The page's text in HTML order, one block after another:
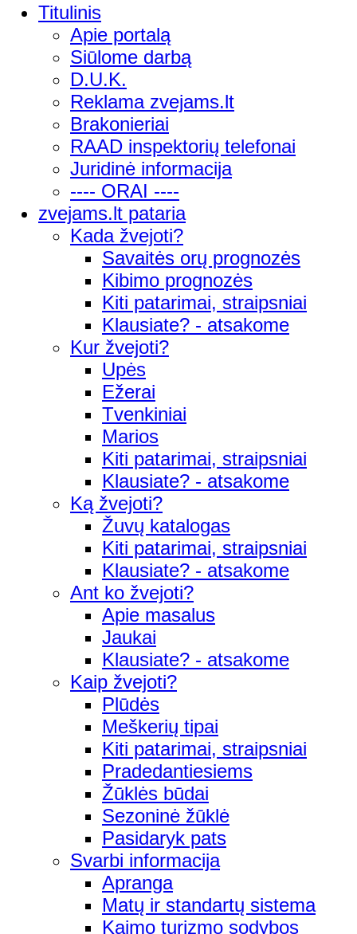
Titulinis
Apie portalą
Siūlome darbą
D.U.K.
Reklama zvejams.lt
Brakonieriai
RAAD inspektorių telefonai
Juridinė informacija
---- ORAI ----
zvejams.lt pataria
Kada žvejoti?
Savaitės orų prognozės
Kibimo prognozės
Kiti patarimai, straipsniai
Klausiate? - atsakome
Kur žvejoti?
Upės
Ežerai
Tvenkiniai
Marios
Kiti patarimai, straipsniai
Klausiate? - atsakome
Ką žvejoti?
Žuvų katalogas
Kiti patarimai, straipsniai
Klausiate? - atsakome
Ant ko žvejoti?
Apie masalus
Jaukai
Klausiate? - atsakome
Kaip žvejoti?
Plūdės
Meškerių tipai
Kiti patarimai, straipsniai
Pradedantiesiems
Žūklės būdai
Sezoninė žūklė
Pasidaryk pats
Svarbi informacija
Apranga
Matų ir standartų sistema
Kaimo turizmo sodybos